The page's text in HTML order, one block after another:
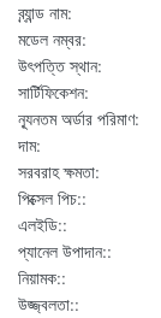
ব্র্যান্ড নাম:
মডেল নম্বর:
উৎপত্তি স্থান:
সার্টিফিকেশন:
ন্যূনতম অর্ডার পরিমাণ:
দাম:
সরবরাহ ক্ষমতা:
পিক্সেল পিচ::
এলইডি::
প্যানেল উপাদান::
নিয়ামক::
উজ্জ্বলতা::